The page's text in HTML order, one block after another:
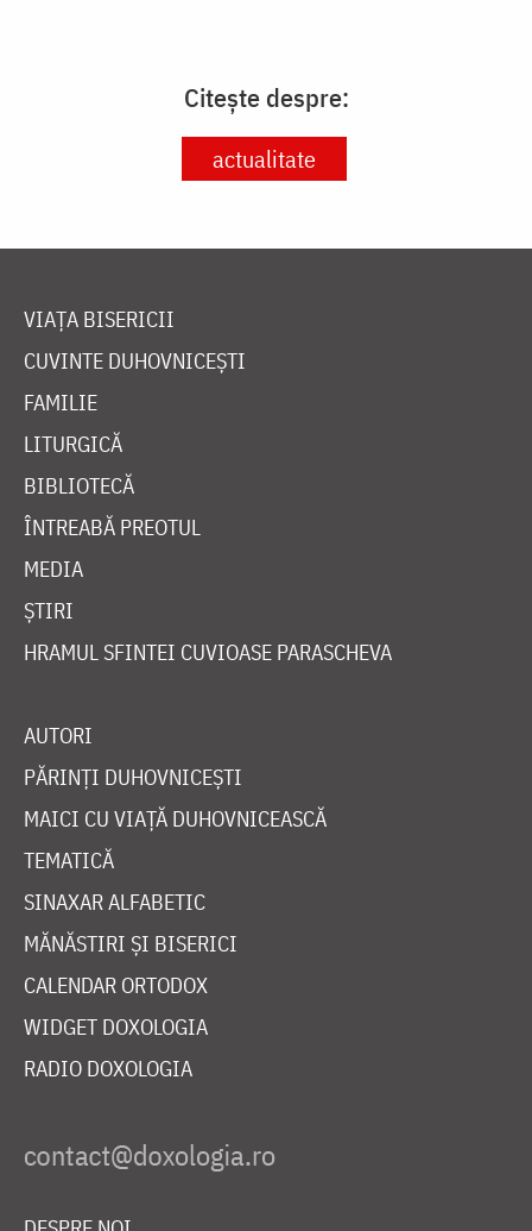
Citește despre:
actualitate
VIAȚA BISERICII
CUVINTE DUHOVNICEȘTI
FAMILIE
LITURGICĂ
BIBLIOTECĂ
ÎNTREABĂ PREOTUL
MEDIA
ȘTIRI
HRAMUL SFINTEI CUVIOASE PARASCHEVA
AUTORI
PĂRINȚI DUHOVNICEȘTI
MAICI CU VIAȚĂ DUHOVNICEASCĂ
TEMATICĂ
SINAXAR ALFABETIC
MĂNĂSTIRI ȘI BISERICI
CALENDAR ORTODOX
WIDGET DOXOLOGIA
RADIO DOXOLOGIA